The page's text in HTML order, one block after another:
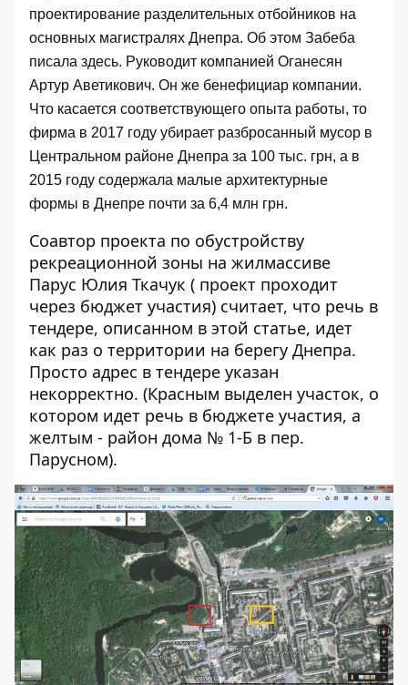
проектирование разделительных отбойников на
основных магистралях Днепра. Об этом Забеба
писала здесь. Руководит компанией Оганесян
Артур Аветикович. Он же бенефициар компании.
Что касается соответствующего опыта работы, то
фирма в 2017 году убирает разбросанный мусор в
Центральном районе Днепра за 100 тыс. грн, а в
2015 году содержала малые архитектурные
формы в Днепре почти за 6,4 млн грн.
Соавтор проекта по обустройству
рекреационной зоны на жилмассиве
Парус Юлия Ткачук ( проект проходит
через бюджет участия) считает, что речь в
тендере, описанном в этой статье, идет
как раз о территории на берегу Днепра.
Просто адрес в тендере указан
некорректно. (Красным выделен участок, о
котором идет речь в бюджете участия, а
желтым - район дома № 1-Б в пер.
Парусном).